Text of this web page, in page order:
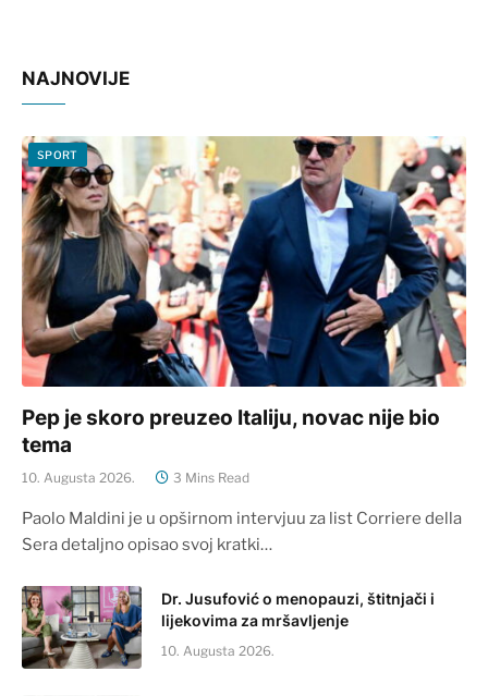
NAJNOVIJE
SPORT
Pep je skoro preuzeo Italiju, novac nije bio
tema
10. Augusta 2026. 3 Mins Read
Paolo Maldini je u opširnom intervjuu za list Corriere della
Sera detaljno opisao svoj kratki…
Dr. Jusufović o menopauzi, štitnjači i
lijekovima za mršavljenje
10. Augusta 2026.